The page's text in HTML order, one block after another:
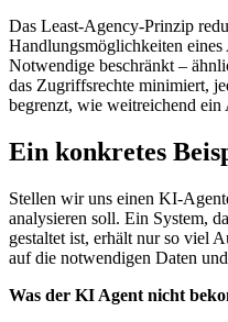
Das Least-Agency-Prinzip
Handlungsmöglichkeiten eines
Notwendige beschränkt –
das Zugriffsrechte minimiert,
begrenzt, wie weitreichend ein
Ein konkretes
Stellen wir uns einen KI-
analysieren soll. Ein System,
gestaltet ist, erhält nur so viel
auf die notwendigen Daten
Was der KI Agent nicht